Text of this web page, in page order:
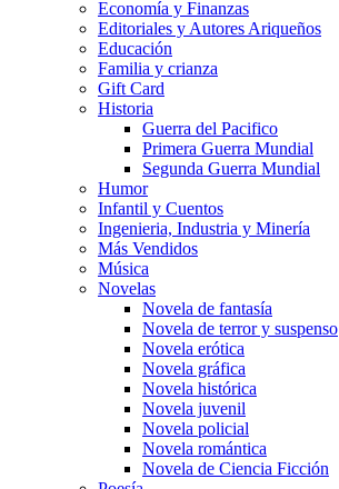
Economía y Finanzas
Editoriales y Autores Ariqueños
Educación
Familia y crianza
Gift Card
Historia
Guerra del Pacifico
Primera Guerra Mundial
Segunda Guerra Mundial
Humor
Infantil y Cuentos
Ingenieria, Industria y Minería
Más Vendidos
Música
Novelas
Novela de fantasía
Novela de terror y suspenso
Novela erótica
Novela gráfica
Novela histórica
Novela juvenil
Novela policial
Novela romántica
Novela de Ciencia Ficción